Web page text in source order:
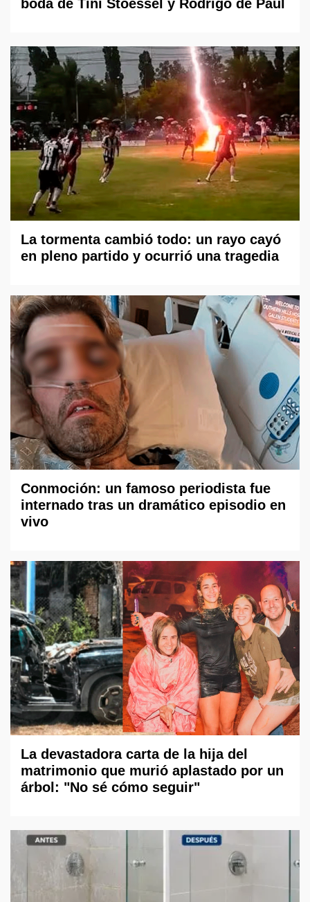
boda de Tini Stoessel y Rodrigo de Paul
La tormenta cambió todo: un rayo cayó
en pleno partido y ocurrió una tragedia
Conmoción: un famoso periodista fue
internado tras un dramático episodio en
vivo
La devastadora carta de la hija del
matrimonio que murió aplastado por un
árbol: "No sé cómo seguir"